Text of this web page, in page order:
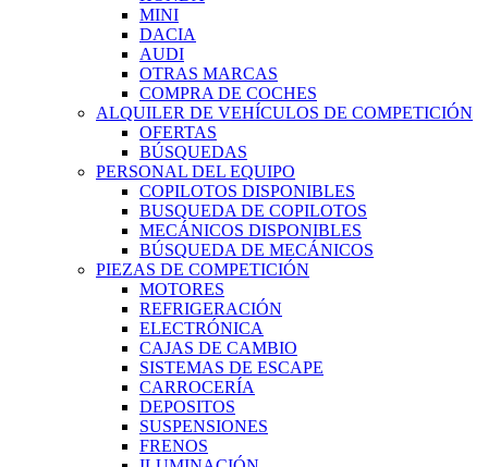
MINI
DACIA
AUDI
OTRAS MARCAS
COMPRA DE COCHES
ALQUILER DE VEHÍCULOS DE COMPETICIÓN
OFERTAS
BÚSQUEDAS
PERSONAL DEL EQUIPO
COPILOTOS DISPONIBLES
BUSQUEDA DE COPILOTOS
MECÁNICOS DISPONIBLES
BÚSQUEDA DE MECÁNICOS
PIEZAS DE COMPETICIÓN
MOTORES
REFRIGERACIÓN
ELECTRÓNICA
CAJAS DE CAMBIO
SISTEMAS DE ESCAPE
CARROCERÍA
DEPOSITOS
SUSPENSIONES
FRENOS